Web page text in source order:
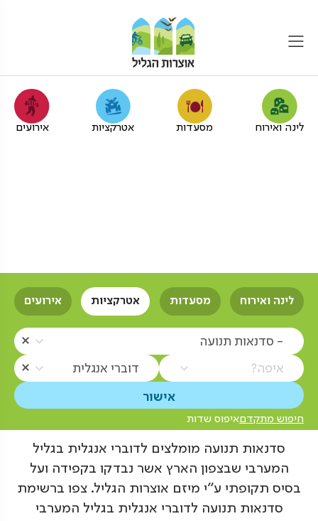
לינה ואירוח מסעדות אטרקציות אירועים
לינה ואירוח מסעדות אטרקציות אירועים
- סדנאות תנועה
איפה? דוברי אנגלית
חיפוש מתקדםאיפוס שדות
סדנאות תנועה מומלצים לדוברי אנגלית בגליל
המערבי שבצפון הארץ אשר נבדקו בקפידה ועל
בסיס תקופתי ע"י מיזם אוצרות הגליל. צפו ברשימת
סדנאות תנועה לדוברי אנגלית בגליל המערבי